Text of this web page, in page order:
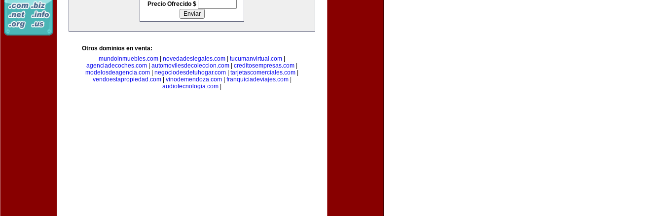
Precio Ofrecido $
Otros dominios en venta:
mundoinmuebles.com
novedadeslegales.com tucumanvirtual.com
agenciadecoches.com
automovilesdecoleccion.com creditosempresas.com
modelosdeagencia.com
negociodesdetuhogar.com tarjetascomerciales.com
vendoestapropiedad.com| vinodemendoza.com| franquiciadeviajes.com|
audiotecnologia.com